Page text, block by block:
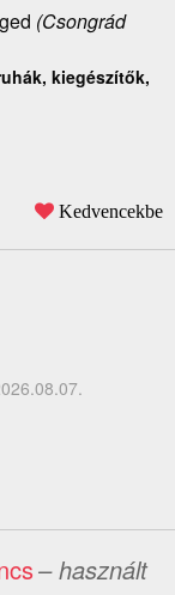
(Csongrád
kiegészítők,
Kedvencekbe
– használt